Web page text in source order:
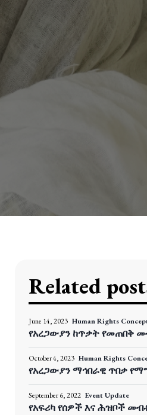
Related
June 14, 2023 Human Rights
የአረጋውያን ከጥቃት የመጠበቅ
October 4, 2023 Human Rights
የአረጋውያን ማኅበራዊ ጥበቃ
September 6, 2022 Event Update
የአፍሪካ የሰዎች እና ሕዝቦች